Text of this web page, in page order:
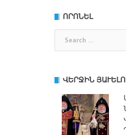
ՈՐՈՆԵԼ
ՎԵՐՋԻՆ